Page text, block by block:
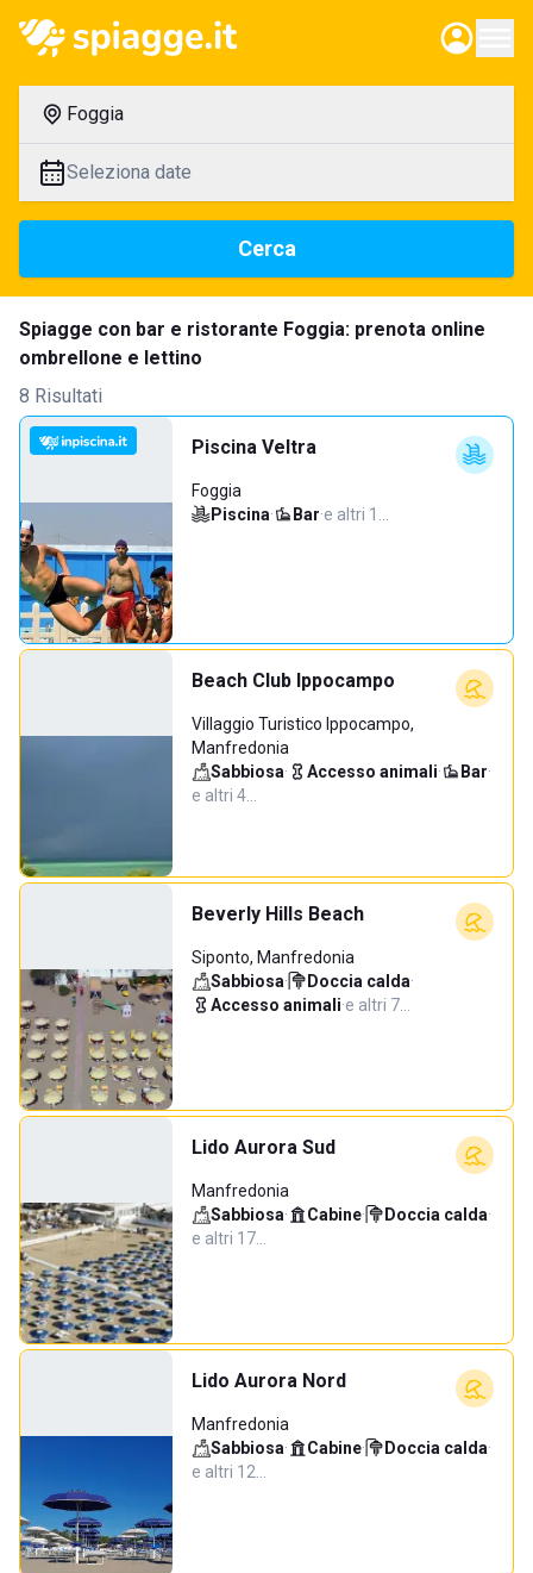
Foggia
Seleziona date
Cerca
Spiagge con bar e ristorante Foggia: prenota online
ombrellone e lettino
8 Risultati
Piscina Veltra
Foggia
Piscina· Bar·e altri 1…
Beach Club Ippocampo
Villaggio Turistico Ippocampo,
Manfredonia
Sabbiosa· Accesso animali· Bar·
e altri 4…
Beverly Hills Beach
Siponto, Manfredonia
Sabbiosa· Doccia calda·
Accesso animali·e altri 7…
Lido Aurora Sud
Manfredonia
Sabbiosa· Cabine· Doccia calda·
e altri 17…
Lido Aurora Nord
Manfredonia
Sabbiosa· Cabine· Doccia calda·
e altri 12…